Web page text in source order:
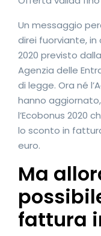
Un messaggio
direi fuorviante, in
2020 previsto
Agenzia delle
di legge. Ora né
hanno
l’Ecobonus 2020
lo sconto in
euro.
Ma
fattura